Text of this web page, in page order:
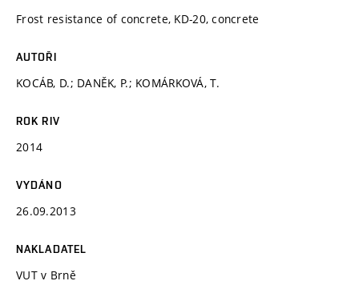
Frost resistance of concrete, KD-20, concrete
AUTOŘI
KOCÁB, D.; DANĚK, P.; KOMÁRKOVÁ, T.
ROK RIV
2014
VYDÁNO
26.09.2013
NAKLADATEL
VUT v Brně